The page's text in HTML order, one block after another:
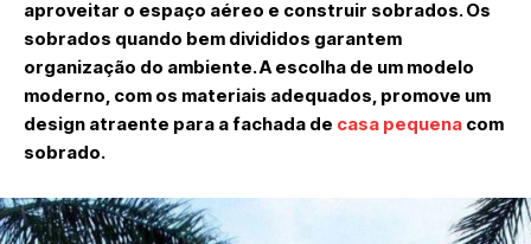
aproveitar o espaço aéreo e construir sobrados. Os
sobrados quando bem divididos garantem
organização do ambiente. A escolha de um modelo
moderno, com os materiais adequados, promove um
design atraente para a fachada de casa pequena com
sobrado.